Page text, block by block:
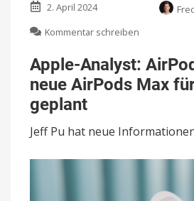
2. April 2024
Kommentar schreiben
Analyst:
AirPods
Lite
AirPods
Max
geplant
Apple-Analyst:
neue AirPods Max
geplant
Jeff Pu hat neue